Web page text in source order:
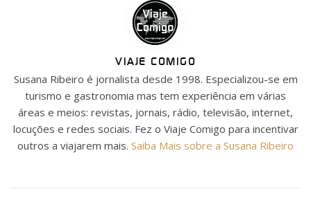
VIAJE COMIGO
Susana Ribeiro é jornalista desde 1998. Especializou-se em
turismo e gastronomia mas tem experiência em várias
áreas e meios: revistas, jornais, rádio, televisão, internet,
locuções e redes sociais. Fez o Viaje Comigo para incentivar
outros a viajarem mais. Saiba Mais sobre a Susana Ribeiro